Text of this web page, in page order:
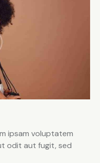
ipsam voluptatem
odit aut fugit, sed